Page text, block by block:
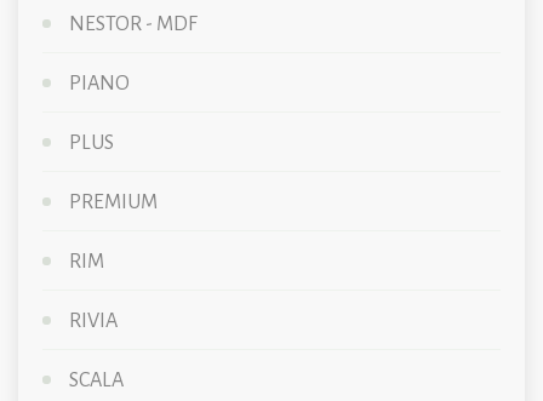
NESTOR - MDF
PIANO
PLUS
PREMIUM
RIM
RIVIA
SCALA